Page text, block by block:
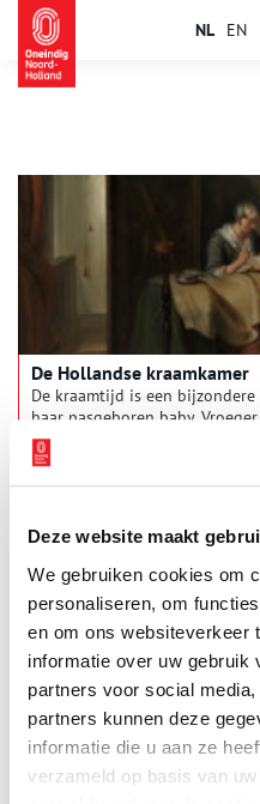
Deze website maakt
We gebruiken cookies om
personaliseren, om
en om ons websiteverkeer
informatie over uw gebruik
partners voor social
partners kunnen deze
informatie die u aan ze
verzameld op basis van
NL EN
De Hollandse kraamkamer
De kraamtijd is een
haar pasgeboren baby.
gezinslid anders gevierd dan
tuin, maar een linnen lapje
kraambezoek was er een glas
bijzondere kraamgebruiken
BAKERMAT van Marion
Tijdens de aankomende
kunstevenement van Haarlem